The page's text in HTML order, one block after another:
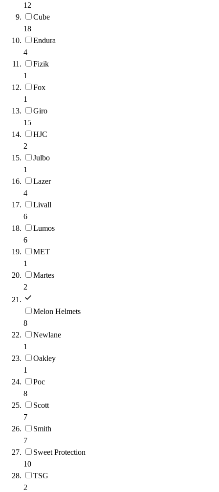
12
Cube
18
Endura
4
Fizik
1
Fox
1
Giro
15
HJC
2
Julbo
1
Lazer
4
Livall
6
Lumos
6
MET
1
Martes
2
Melon Helmets
8
Newlane
1
Oakley
1
Poc
8
Scott
7
Smith
7
Sweet Protection
10
TSG
2